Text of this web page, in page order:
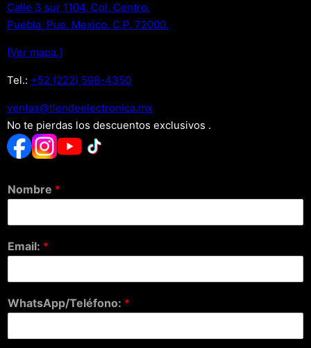
Calle 3 sur 1104, Col. Centro.
Puebla, Pue. Mexico. C.P. 72000.
[Ver mapa.]
Tel.: +52 (222) 598-4350
xm.acinortceleedneit@satnev
No te pierdas los descuentos exclusivos .
Nombre *
Email: *
WhatsApp/Teléfono: *